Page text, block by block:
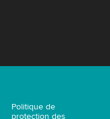
Politique de
protection des